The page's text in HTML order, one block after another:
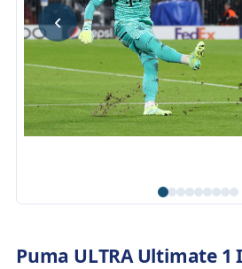
‹
Puma ULTRA Ultimate 1